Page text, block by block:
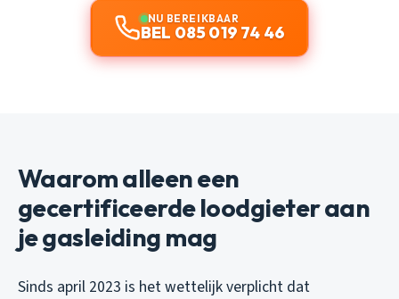
NU BEREIKBAAR
BEL 085 019 74 46
Waarom alleen een
gecertificeerde loodgieter aan
je gasleiding mag
Sinds april 2023 is het wettelijk verplicht dat